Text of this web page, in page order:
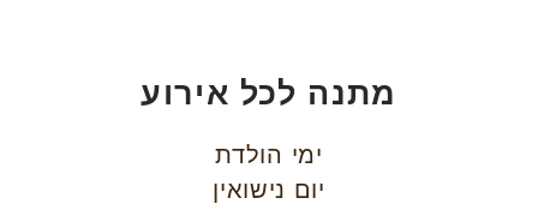
מתנה לכל אירוע
ימי הולדת
יום נישואין